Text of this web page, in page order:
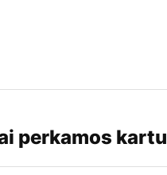
perkamos kartu